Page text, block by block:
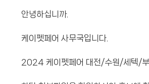
안녕하십니까.
케이펫페어 사무국입니다.
2024 케이펫페어 대전/수원/세텍/부